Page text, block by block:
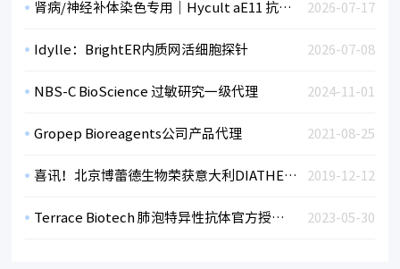
2026-07-17
肾病/神经补体染色专用｜Hycult aE11 抗人TCC单抗 HM2167
2026-07-08
Idylle：BrightER内质网活细胞探针
2024-11-01
NBS-C BioScience 过敏研究一级代理
2021-08-25
Gropep Bioreagents公司产品代理
2019-12-12
喜讯！北京博蕾德生物荣获意大利DIATHEVA公司中国区一级代理
2023-05-30
Terrace Biotech 肺泡特异性抗体官方授权代理